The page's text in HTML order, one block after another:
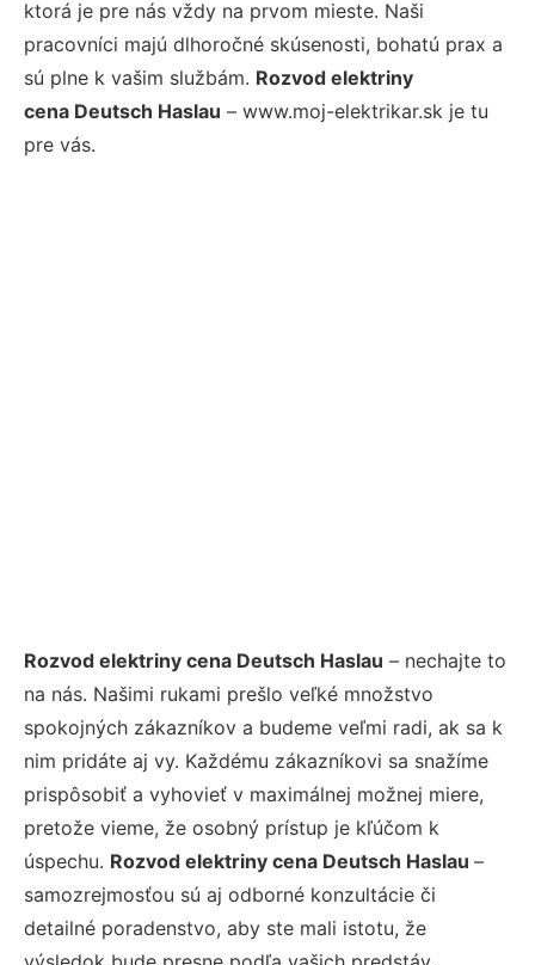
ktorá je pre nás vždy na prvom mieste. Naši
pracovníci majú dlhoročné skúsenosti, bohatú prax a
sú plne k vašim službám. Rozvod elektriny
cena Deutsch Haslau – www.moj-elektrikar.sk je tu
pre vás.
Rozvod elektriny cena Deutsch Haslau – nechajte to
na nás. Našimi rukami prešlo veľké množstvo
spokojných zákazníkov a budeme veľmi radi, ak sa k
nim pridáte aj vy. Každému zákazníkovi sa snažíme
prispôsobiť a vyhovieť v maximálnej možnej miere,
pretože vieme, že osobný prístup je kľúčom k
úspechu. Rozvod elektriny cena Deutsch Haslau –
samozrejmosťou sú aj odborné konzultácie či
detailné poradenstvo, aby ste mali istotu, že